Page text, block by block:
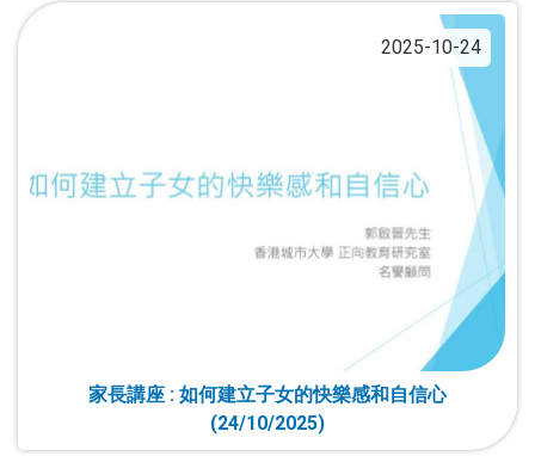
2025-10-24
家長講座 : 如何建立子女的快樂感和自信心
(24/10/2025)